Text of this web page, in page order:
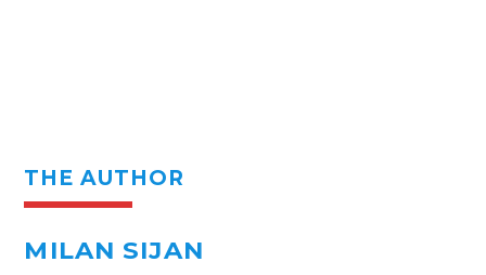
THE AUTHOR
MILAN SIJAN